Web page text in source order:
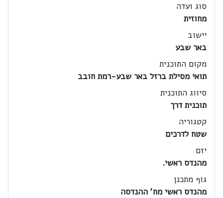
סוג ועדה
מחוזית
יישוב
באר שבע
מקום התוכנית
תואי מסילת ברזל באר שבע-רמת חובב
סיווג התוכנית
תוכנית דרך
קטגוריה
שטח לדרכים
יזם
מהנדס ראשי.
גוף מתכנן
מהנדס ראשי מח' ההנדסה